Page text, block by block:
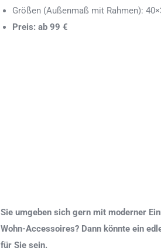
Größen (Außenmaß mit Rahmen):
Preis: ab 99 €
Sie umgeben sich gern mit moderner
Wohn-Accessoires? Dann könnte ein
für Sie sein.